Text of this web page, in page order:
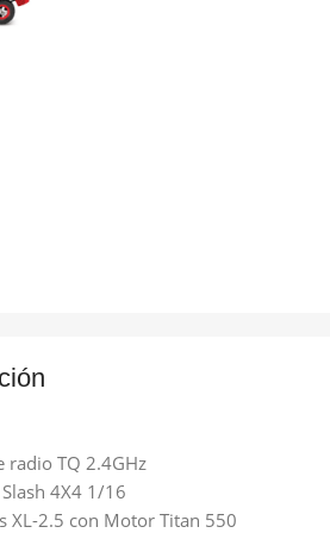
radio TQ 2.4GHz
4X4 1/16
XL-2.5 con Motor Titan 550